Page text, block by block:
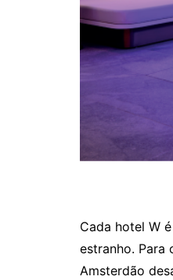
Cada hotel W
estranho. Para
Amsterdão